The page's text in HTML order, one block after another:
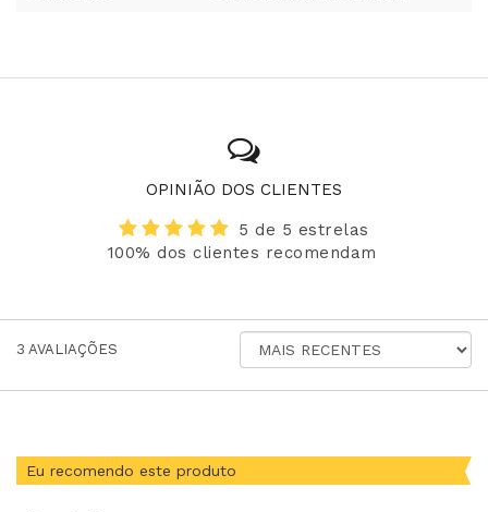
OPINIÃO DOS CLIENTES
5 de 5 estrelas
100% dos clientes recomendam
3 AVALIAÇÕES
AVALIAÇÕES
Eu recomendo este produto